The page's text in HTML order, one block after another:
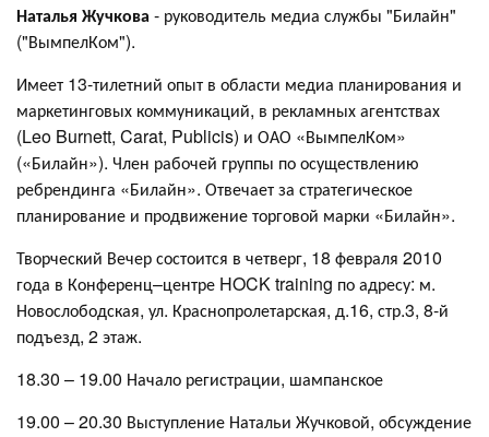
Наталья Жучкова - руководитель медиа службы "Билайн"
("ВымпелКом").
Имеет 13-тилетний опыт в области медиа планирования и
маркетинговых коммуникаций, в рекламных агентствах
(Leo Burnett, Carat, Publicis) и ОАО «ВымпелКом»
(«Билайн»). Член рабочей группы по осуществлению
ребрендинга «Билайн». Отвечает за стратегическое
планирование и продвижение торговой марки «Билайн».
Творческий Вечер состоится в четверг, 18 февраля 2010
года в Конференц–центре HOCK training по адресу: м.
Новослободская, ул. Краснопролетарская, д.16, стр.3, 8-й
подъезд, 2 этаж.
18.30 – 19.00 Начало регистрации, шампанское
19.00 – 20.30 Выступление Натальи Жучковой, обсуждение